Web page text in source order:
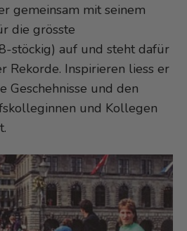
gemeinsam mit seinem
die grösste
stöckig) auf und steht dafür
Rekorde. Inspirieren liess er
Geschehnisse und den
und Kollegen